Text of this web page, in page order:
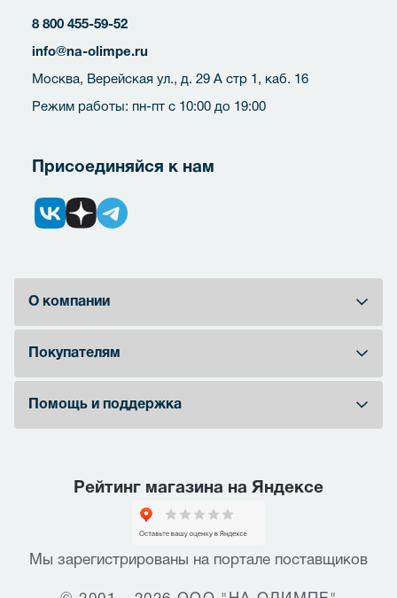
8 800 455-59-52
info@na-olimpe.ru
Москва, Верейская ул., д. 29 А стр 1, каб. 16
Режим работы: пн-пт с 10:00 до 19:00
Присоединяйся к нам
О компании
Покупателям
Помощь и поддержка
Рейтинг магазина на Яндексе
Мы зарегистрированы на портале поставщиков